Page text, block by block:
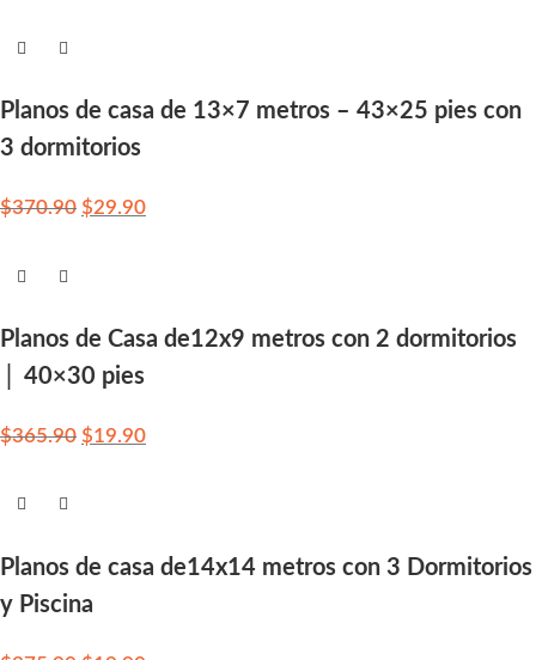
Planos de casa de 13×7 metros – 43×25 pies con
3 dormitorios
$370.90 $29.90
Planos de Casa de12x9 metros con 2 dormitorios
│ 40×30 pies
$365.90 $19.90
Planos de casa de14x14 metros con 3 Dormitorios
y Piscina